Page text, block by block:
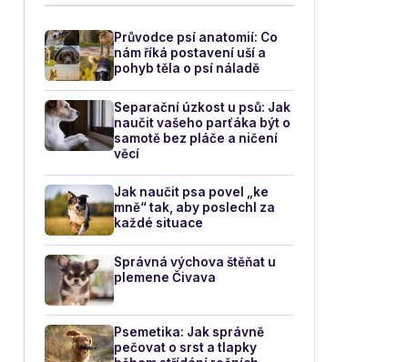
Průvodce psí anatomií: Co
nám říká postavení uší a
pohyb těla o psí náladě
Separační úzkost u psů: Jak
naučit vašeho parťáka být o
samotě bez pláče a ničení
věcí
Jak naučit psa povel „ke
mně“ tak, aby poslechl za
každé situace
Správná výchova štěňat u
plemene Čivava
Psemetika: Jak správně
pečovat o srst a tlapky